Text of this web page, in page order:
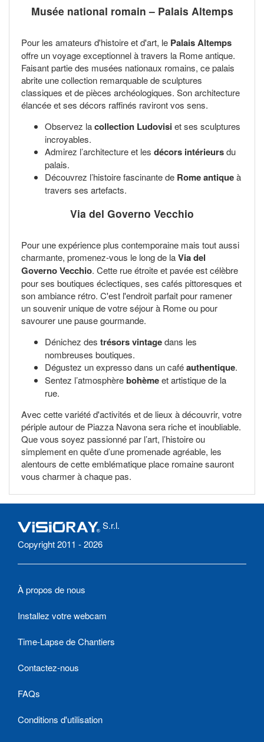
Musée national romain – Palais Altemps
Pour les amateurs d'histoire et d'art, le Palais Altemps
offre un voyage exceptionnel à travers la Rome antique.
Faisant partie des musées nationaux romains, ce palais
abrite une collection remarquable de sculptures
classiques et de pièces archéologiques. Son architecture
élancée et ses décors raffinés raviront vos sens.
Observez lacollection Ludovisiet ses sculptures
incroyables.
Admirez l’architecture et les décors intérieursdu
palais.
Découvrez l’histoire fascinante de Rome antiqueà
travers ses artefacts.
Via del Governo Vecchio
Pour une expérience plus contemporaine mais tout aussi
charmante, promenez-vous le long de laVia del
Governo Vecchio. Cette rue étroite et pavée est célèbre
pour ses boutiques éclectiques, ses cafés pittoresques et
son ambiance rétro. C'est l'endroit parfait pour ramener
un souvenir unique de votre séjour à Rome ou pour
savourer une pause gourmande.
Dénichez des trésors vintagedans les
nombreuses boutiques.
Dégustez un expresso dans un caféauthentique.
Sentez l’atmosphèrebohèmeet artistique de la
rue.
Avec cette variété d'activités et de lieux à découvrir, votre
périple autour de Piazza Navona sera riche et inoubliable.
Que vous soyez passionné par l’art, l’histoire ou
simplement en quête d’une promenade agréable, les
alentours de cette emblématique place romaine sauront
vous charmer à chaque pas.
S.r.l.
Copyright 2011 - 2026
À propos de nous
Installez votre webcam
Time-Lapse de Chantiers
Contactez-nous
FAQs
Conditions d'utilisation